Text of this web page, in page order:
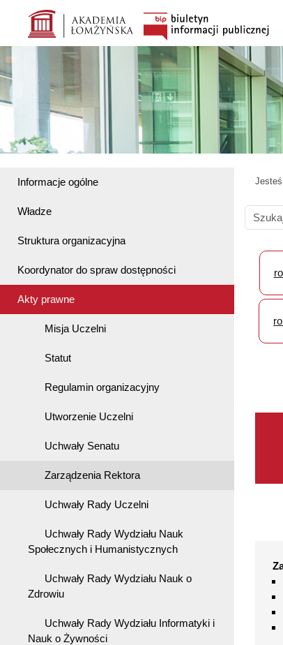
Informacje ogólne
Władze
Struktura organizacyjna
Koordynator do spraw dostępności
Akty prawne
Misja Uczelni
Statut
Regulamin organizacyjny
Utworzenie Uczelni
Uchwały Senatu
Zarządzenia Rektora
Uchwały Rady Uczelni
Uchwały Rady Wydziału Nauk
Społecznych i Humanistycznych
Uchwały Rady Wydziału Nauk o
Zdrowiu
Uchwały Rady Wydziału Informatyki i
Nauk o Żywności